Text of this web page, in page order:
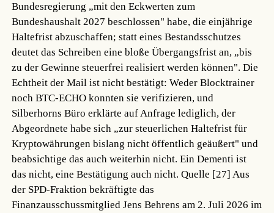
Bundesregierung „mit den Eckwerten zum
Bundeshaushalt 2027 beschlossen" habe, die einjährige
Haltefrist abzuschaffen; statt eines Bestandsschutzes
deutet das Schreiben eine bloße Übergangsfrist an, „bis
zu der Gewinne steuerfrei realisiert werden können". Die
Echtheit der Mail ist nicht bestätigt: Weder Blocktrainer
noch BTC-ECHO konnten sie verifizieren, und
Silberhorns Büro erklärte auf Anfrage lediglich, der
Abgeordnete habe sich „zur steuerlichen Haltefrist für
Kryptowährungen bislang nicht öffentlich geäußert" und
beabsichtige das auch weiterhin nicht. Ein Dementi ist
das nicht, eine Bestätigung auch nicht.Quelle [27] Aus
der SPD-Fraktion bekräftigte das
Finanzausschussmitglied Jens Behrens am 2. Juli 2026 im